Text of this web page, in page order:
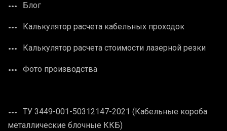
Блог
Калькулятор расчета кабельных проходок
Калькулятор расчета стоимости лазерной резки
Фото производства
ТУ 3449-001-50312147-2021 (Кабельные короба
металлические блочные ККБ)